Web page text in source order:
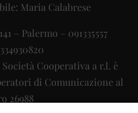
Maria Calabrese
– Palermo – 091335557
Cooperativa a r.l. è
di Comunicazione al
26988